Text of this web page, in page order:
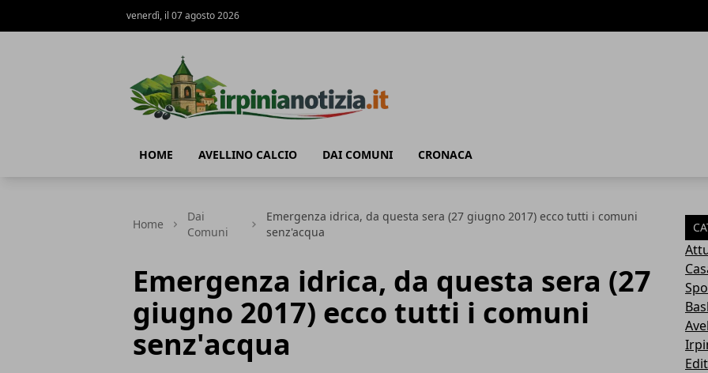
venerdì, il 07 agosto 2026
HOME AVELLINO CALCIO DAI COMUNI CRONACA
Home
Dai
Comuni
Emergenza idrica, da questa sera (27 giugno 2017) ecco tutti i comuni
senz'acqua
Emergenza idrica, da questa sera (27
giugno 2017) ecco tutti i comuni
senz'acqua